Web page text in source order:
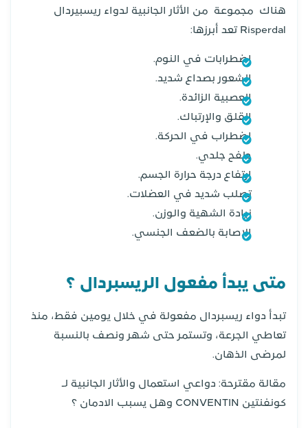
هناك مجموعة من الأثار الجانبية لدواء ريسبيردال
Risperdal تعد أبرزها:
إضطرابات في النوم.
الشعور بصداع شديد.
العصبية الزائدة.
القلق والإرتباك.
إضطراب في الحركة.
طفح جلدي.
إرتفاع درجة حرارة الجسم.
تصلب شديد في العضلات.
زيادة الشهية والوزن.
الإصابة بالضعف الجنسي.
متى يبدأ مفعول الريسبردال ؟
تبدأ دواء ريسبردال مفعولة في خلال يومين فقط، منذ
تعاطي الجرعة، وتستمر حتى شهر ونصف بالنسبة
لمرضى الذهان.
مقالة مقترحة: دواعي استعمال والأثار الجانبية لـ
كونفنتين CONVENTIN وهل يسبب الادمان ؟